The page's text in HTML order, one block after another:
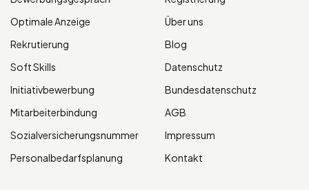
Optimale Anzeige
Rekrutierung
Soft Skills
Initiativbewerbung
Mitarbeiterbindung
Sozialversicherungsnummer
Personalbedarfsplanung
Über uns
Blog
Datenschutz
Bundesdatenschutz
AGB
Impressum
Kontakt